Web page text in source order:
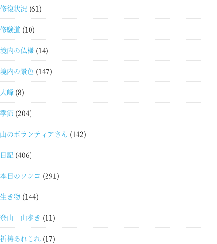
修復状況 (61)
修験道 (10)
境内の仏様 (14)
境内の景色 (147)
大峰 (8)
季節 (204)
山のボランティアさん (142)
日記 (406)
本日のワンコ (291)
生き物 (144)
登山 山歩き (11)
祈祷あれこれ (17)